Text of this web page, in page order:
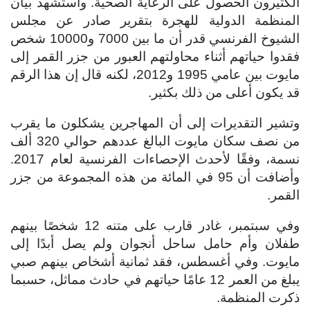
المنظمة الدولية للهجرة بتقرير صادر عن مجلس
الشيوخ الفرنسي قدر أن ما بين 7000 و10000 شخص
فقدوا حياتهم أثناء محاولتهم العبور من جزر القمر إلى
مايوت بين عامي 1995 و2012، لكنه قال إن هذا الرقم
قد يكون أعلى من ذلك بكثير.
وتشير التقديرات إلى أن المهاجرين يشكلون ما يقرب
من نصف سكان مايوت البالغ عددهم حوالي 320 ألف
نسمة، وفقًا لأحدث الإحصاءات الفرنسية لعام 2017.
وأضافت أن 95 في المائة من هذه المجموعة من جزر
القمر.
وفي سبتمبر، غادر قارب على متنه 12 شخصًا بينهم
طفلان وأم حامل ساحل أنجوان ولم يصل أبدًا إلى
مايوت. وفي أغسطس، فقد ثمانية أشخاص بينهم صبي
يبلغ من العمر 12 عامًا حياتهم في حادث مماثل، حسبما
ذكرت المنظمة.